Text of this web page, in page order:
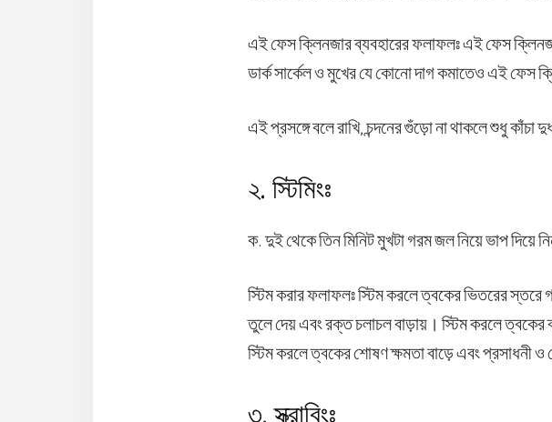
এই ফেস ক্লিনজার ব্যবহারের ফলাফলঃ এই ফেস
ডার্ক সার্কেল ও মুখের যে কোনো দাগ কমাতেও এই ফেস
এই প্রসঙ্গে বলে রাখি, চন্দনের গুঁড়ো না থাকলে শুধু
২. স্টিমিংঃ
ক. দুই থেকে তিন মিনিট মুখটা গরম জল নিয়ে ভাপ দিয়ে
স্টিম করার ফলাফলঃ স্টিম করলে ত্বকের ভিতরের স্তরে
তুলে দেয় এবং রক্ত চলাচল বাড়ায়। স্টিম করলে
স্টিম করলে ত্বকের শোষণ ক্ষমতা বাড়ে এবং প্রসাধনী
৩. স্ক্রাবিংঃ